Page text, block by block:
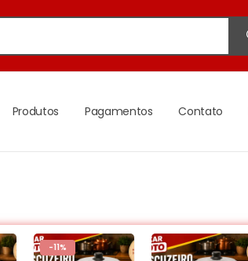
Produtos Pagamentos Contato
-11%